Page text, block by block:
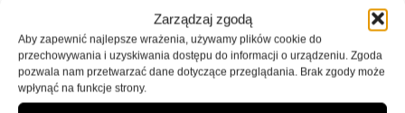
Zarządzaj zgodą
Aby zapewnić najlepsze wrażenia, używamy plików cookie do
przechowywania i uzyskiwania dostępu do informacji o urządzeniu. Zgoda
pozwala nam przetwarzać dane dotyczące przeglądania. Brak zgody może
wpłynąć na funkcje strony.
Informacje dodatkowe Opinie (0)
Stolik RTV Nova 154 biały
Kolorystyka: